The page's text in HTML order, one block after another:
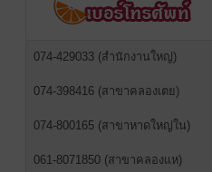
074-429033 (สำนักงานใหญ่)
074-398416 (สาขาคลองเตย)
074-800165 (สาขาหาดใหญ่ใน)
061-8071850 (สาขาคลองแห)